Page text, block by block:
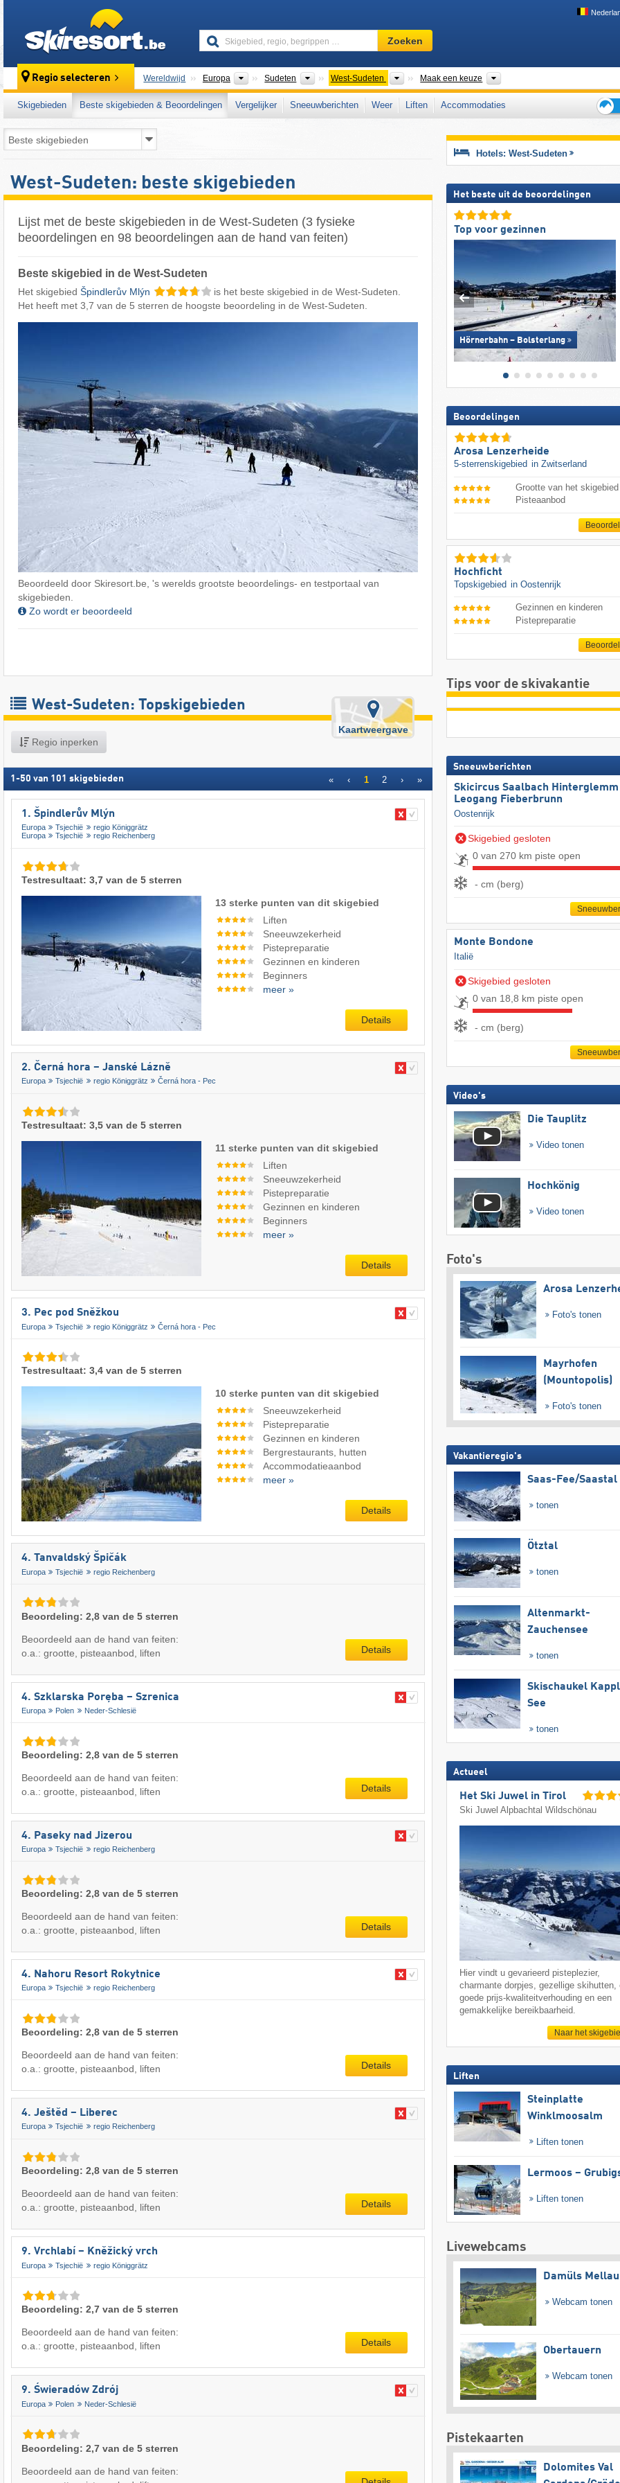
Skigebied,
regio,
…
Zoeken
Regio selecteren Wereldwijd Europa Continenten
Sudeten Bergketens
West-Sudeten Overkoepelende Bergketens
Maak een keuze
Skigebieden Beste skigebieden & Beoordelingen Vergelijker Sneeuwberichten Weer Liften
Accommodaties
voor
West-Sudeten: beste skigebieden
Lijst met de beste skigebieden in de West-Sudeten (3 fysieke
beoordelingen en 98 beoordelingen aan de hand van feiten)
Beste skigebied in de West-Sudeten
Het skigebied Špindlerův Mlýn
is het beste skigebied in de West-Sudeten.
Het heeft met 3,7 van de 5 sterren de hoogste beoordeling in de West-Sudeten.
Beoordeeld door Skiresort.be, 's werelds grootste beoordelings- en testportaal van
skigebieden.
Zo wordt er beoordeeld
West-Sudeten: Topskigebieden
Regio inperken
Kaartweergave
1 -50 van 101 skigebieden « ‹ 1 2 › »
1. Špindlerův Mlýn
Europa Tsjechië
regio Königgrätz
Europa
Tsjechië regio Reichenberg
Testresultaat: 3,7 van de 5 sterren
13 sterke punten van dit skigebied
Liften
Sneeuwzekerheid
Pistepreparatie
Gezinnen en kinderen
Beginners
meer »
Details
2. Černá hora – Janské Lázně
Europa Tsjechië regio Königgrätz Černá hora - Pec
Testresultaat: 3,5 van de 5 sterren
11 sterke punten van dit skigebied
Liften
Sneeuwzekerheid
Pistepreparatie
Gezinnen en kinderen
Beginners
meer »
Details
3. Pec pod Sněžkou
Europa Tsjechië regio Königgrätz Černá hora - Pec
Testresultaat: 3,4 van de 5 sterren
10 sterke punten van dit skigebied
Sneeuwzekerheid
Pistepreparatie
Gezinnen en kinderen
Bergrestaurants, hutten
Accommodatieaanbod
meer »
Details
4. Tanvaldský Špičák
Europa Tsjechië regio Reichenberg
Beoordeling: 2,8 van de 5 sterren
Beoordeeld aan de hand van feiten:
o.a.: grootte, pisteaanbod, liften
Details
4. Szklarska Poręba – Szrenica
Europa Polen Neder-Schlesië
Beoordeling: 2,8 van de 5 sterren
Beoordeeld aan de hand van feiten:
o.a.: grootte, pisteaanbod, liften
Details
4. Paseky nad Jizerou
Europa Tsjechië regio Reichenberg
Beoordeling: 2,8 van de 5 sterren
Beoordeeld aan de hand van feiten:
o.a.: grootte, pisteaanbod, liften
Details
4. Nahoru Resort Rokytnice
Europa Tsjechië regio Reichenberg
Beoordeling: 2,8 van de 5 sterren
Beoordeeld aan de hand van feiten:
o.a.: grootte, pisteaanbod, liften
Details
4. Ještěd – Liberec
Europa Tsjechië regio Reichenberg
Beoordeling: 2,8 van de 5 sterren
Beoordeeld aan de hand van feiten:
o.a.: grootte, pisteaanbod, liften
Details
9. Vrchlabí – Kněžický vrch
Europa Tsjechië regio Königgrätz
Beoordeling: 2,7 van de 5 sterren
Beoordeeld aan de hand van feiten:
o.a.: grootte, pisteaanbod, liften
Details
9. Świeradów Zdrój
Europa Polen Neder-Schlesië
Beoordeling: 2,7 van de 5 sterren
Beoordeeld aan de hand van feiten:
Hotels: West-Sudeten
Het beste uit de beoordelingen
Top voor gezinnen
Hörnerbahn – Bolsterlang
Beoordelingen
Arosa Lenzerheide
5-sterrenskigebied in Zwitserland
Grootte van het skigebied
Pisteaanbod
Hochficht
Topskigebied in Oostenrijk
Gezinnen en kinderen
Pistepreparatie
Tips voor de skivakantie
Sneeuwberichten
Skicircus Saalbach Hinterglemm
Leogang Fieberbrunn
Oostenrijk
Skigebied gesloten
0 van 270 km piste open
- cm (berg)
Monte Bondone
Italië
Skigebied gesloten
0 van 18,8 km piste open
- cm (berg)
Video's
Die Tauplitz
Video tonen
Hochkönig
Video tonen
Foto's
Arosa
Foto's tonen
Mayrhofen
(Mountopolis)
Foto's tonen
Vakantieregio's
Saas-Fee/​Saastal
tonen
Ötztal
tonen
Altenmarkt-
Zauchensee
tonen
Skischaukel
See
tonen
Actueel
Het Ski Juwel in Tirol
Ski Juwel Alpbachtal Wildschönau
Hier vindt u gevarieerd pisteplezier,
charmante dorpjes, gezellige skihutten,
goede prijs-kwaliteitverhouding en een
gemakkelijke bereikbaarheid.
Naar het
Liften
Steinplatte
Winklmoosalm
Liften tonen
Lermoos –
Liften tonen
Livewebcams
Damüls Mellau
Webcam tonen
Obertauern
Webcam tonen
Pistekaarten
Dolomites Val